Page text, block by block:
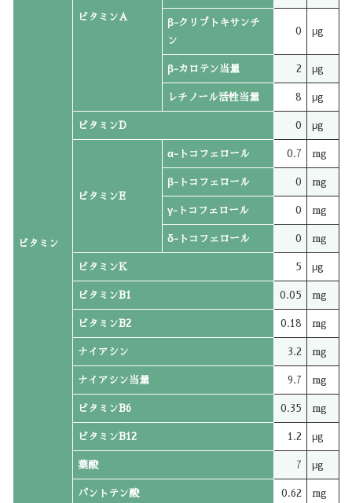
ビタミン
ビタミンA
β-クリプトキサンチ
ン
0 μg
β-カロテン当量 2 μg
レチノール活性当量 8 μg
ビタミンD 0 μg
ビタミンE
α-トコフェロール 0.7 mg
β-トコフェロール 0 mg
γ-トコフェロール 0 mg
δ-トコフェロール 0 mg
ビタミンK 5 μg
ビタミンB1 0.05 mg
ビタミンB2 0.18 mg
ナイアシン 3.2 mg
ナイアシン当量 9.7 mg
ビタミンB6 0.35 mg
ビタミンB12 1.2 μg
葉酸 7 μg
パントテン酸 0.62 mg